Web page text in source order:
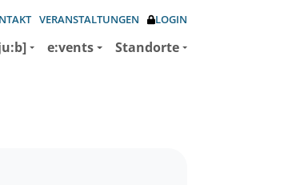
VERANSTALTUNGEN LOGIN
e:vents Standorte